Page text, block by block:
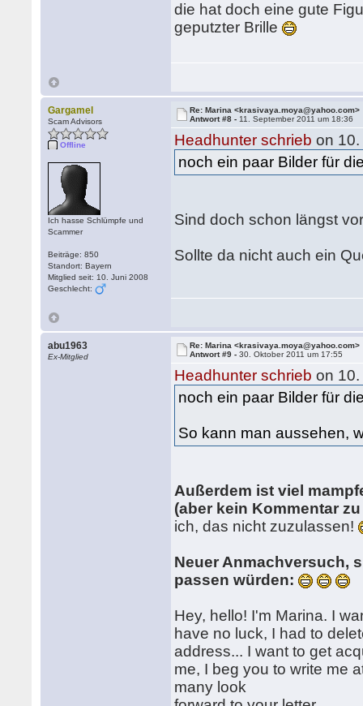
die hat doch eine gute
geputzter Brille
Gargamel
Scam Advisors
Offline
Ich hasse Schlümpfe und
Scammer
Beiträge: 850
Standort: Bayern
Mitglied seit: 10. Juni 2008
Geschlecht:
Re: Marina <krasivaya.moya@yahoo.com>
Antwort #8 - 11. September 2011 um 18:36
Headhunter schrieb on
noch ein paar Bilder für
Sind doch schon längst
Sollte da nicht auch ein
abu1963
Ex-Mitglied
Re: Marina <krasivaya.moya@yahoo.com>
Antwort #9 -30. Oktober 2011 um 17:55
Headhunter schrieb on
noch ein paar Bilder für
So kann man aussehen,
Außerdem ist viel
(aber kein Kommentar
ich, das nicht zuzulassen!
Neuer Anmachversuch,
passen würden:
Hey, hello! I'm Marina. I
have no luck, I had to
address... I want to get
me, I beg you to write me
many look